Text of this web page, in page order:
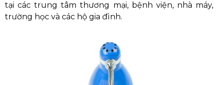
tại các trung tâm thương mại, bệnh viện, nhà máy,
trường học và các hộ gia đình.